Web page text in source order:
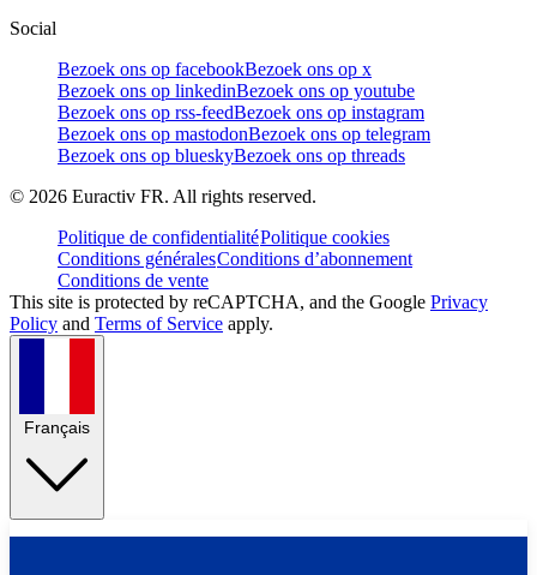
Social
Bezoek ons op facebookBezoek ons op x
Bezoek ons op linkedinBezoek ons op youtube
Bezoek ons op rss-feedBezoek ons op instagram
Bezoek ons op mastodonBezoek ons op telegram
Bezoek ons op blueskyBezoek ons op threads
© 2026 Euractiv FR. All rights reserved.
Politique de confidentialitéPolitique cookies
Conditions généralesConditions d’abonnement
Conditions de vente
This site is protected by reCAPTCHA, and the Google Privacy
Policy and Terms of Service apply.
Français